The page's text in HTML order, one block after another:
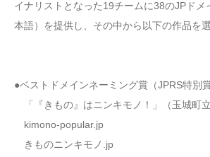
イナリストとなった19チームに38のJPドメ
本語）を提供し、その中から以下の作品を
●ベストドメインネーミング賞（JPRS特別賞
「『きもの』はニンキモノ！」（玉城町立
kimono-popular.jp
きものニンキモノ.jp